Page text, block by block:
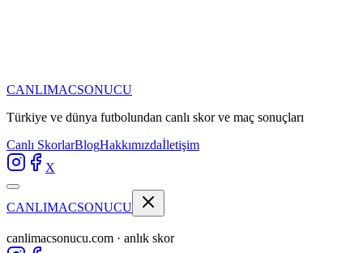
CANLIMACSONUCU
Türkiye ve dünya futbolundan canlı skor ve maç sonuçları
Canlı SkorlarBlogHakkımızdaİletişim
X
CANLIMACSONUCU
canlimacsonucu.com · anlık skor